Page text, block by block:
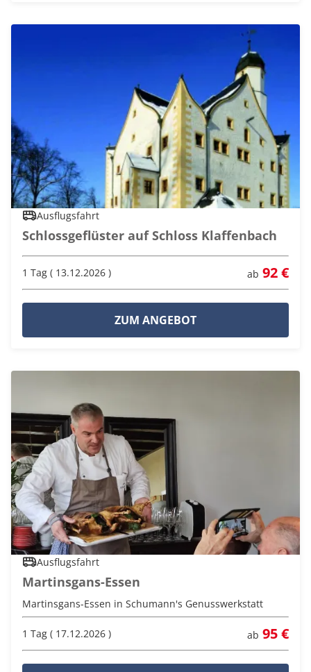
Ausflugsfahrt
Schlossgeflüster auf Schloss Klaffenbach
1 Tag ( 13.12.2026 ) ab 92 €
ZUM ANGEBOT
Ausflugsfahrt
Martinsgans-Essen
Martinsgans-Essen in Schumann's Genusswerkstatt
1 Tag ( 17.12.2026 ) ab 95 €